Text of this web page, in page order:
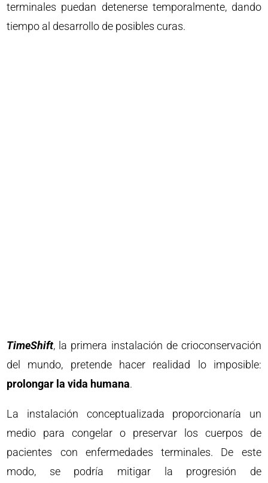
terminales puedan detenerse temporalmente, dando
tiempo al desarrollo de posibles curas.
TimeShift, la primera instalación de crioconservación
del mundo, pretende hacer realidad lo imposible:
prolongar la vida humana.
La instalación conceptualizada proporcionaría un
medio para congelar o preservar los cuerpos de
pacientes con enfermedades terminales. De este
modo, se podría mitigar la progresión de